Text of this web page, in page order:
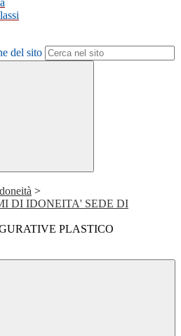
del sito
>
DI IDONEITA' SEDE DI
PLASTICO